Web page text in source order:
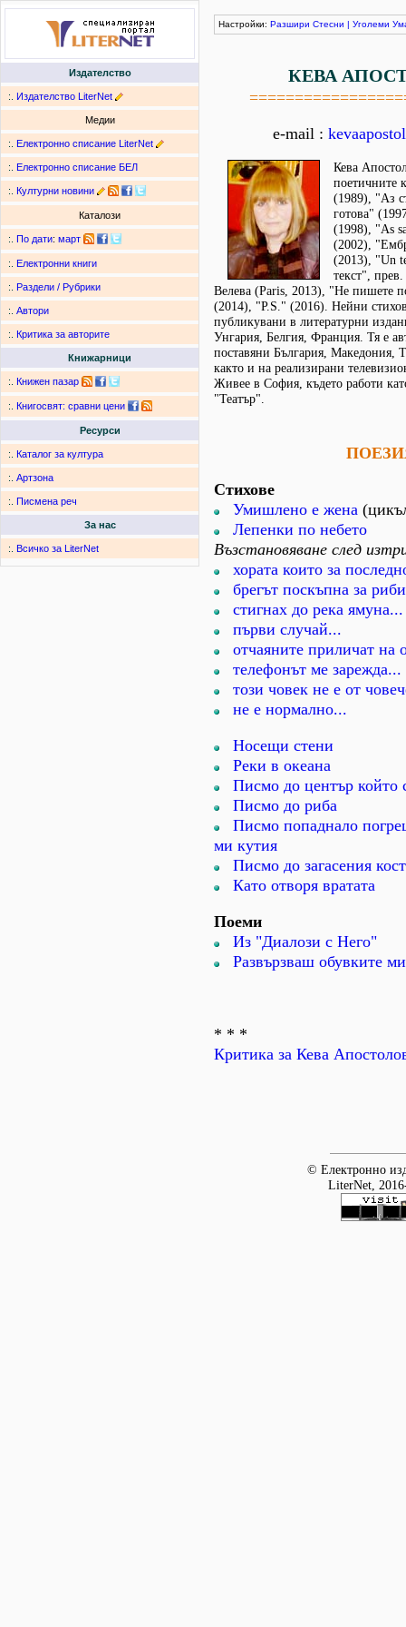
Издателство
:. Издателство LiterNet
Медии
:. Електронно списание LiterNet
:. Електронно списание БЕЛ
:. Културни новини
Каталози
:. По дати: март
:. Електронни книги
:. Раздели / Рубрики
:. Автори
:. Критика за авторите
Книжарници
:. Книжен пазар
:. Книгосвят: сравни цени
Ресурси
:. Каталог за култура
:. Артзона
:. Писмена реч
За нас
:. Всичко за LiterNet
Настройки: Разшири Стесни | Уголеми
КЕВА
e-mail :
Кева
поетичните
(1989), "Аз
готова"
(1998), "As
(2002),
(2013), "Un
текст",
Велева (Paris, 2013), "Не пишете
(2014), "P.S." (2016). Нейни
публикувани в литературни
Унгария, Белгия, Франция. Тя е
поставяни България,
както и на реализирани
Живее в София, където работи
"Театър".
Стихове
Умишлено е жена
Лепенки по небето
Възстановяване след
хората които за
брегът поскъпна за
стигнах до река ямуна...
първи случай...
отчаяните приличат на
телефонът ме зарежда...
този човек не е от
не е нормално...
Носещи стени
Реки в океана
Писмо до център който
Писмо до риба
Писмо попаднало
ми кутия
Писмо до загасения
Като отворя вратата
Поеми
Из "Диалози с Него"
Развързваш обувките ми
* * *
Критика за Кева
© Електронно
LiterNet,